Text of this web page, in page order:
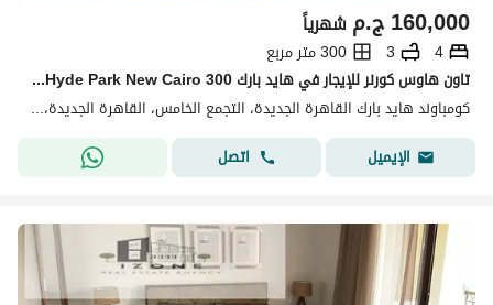
ج.م160,000 شهرياً
4
3
300 متر مربع
تاون هاوس كورنر للإيجار في هايد بارك Hyde Park New Cairo 300 متر + حديقة 250 متر 4 غرف نوم (2 ماستر) 3 حمامات
كومباوند هايد بارك القاهرة الجديدة، التجمع الخامس، القاهرة الجديدة، القاهرة
الإيميل
اتصل